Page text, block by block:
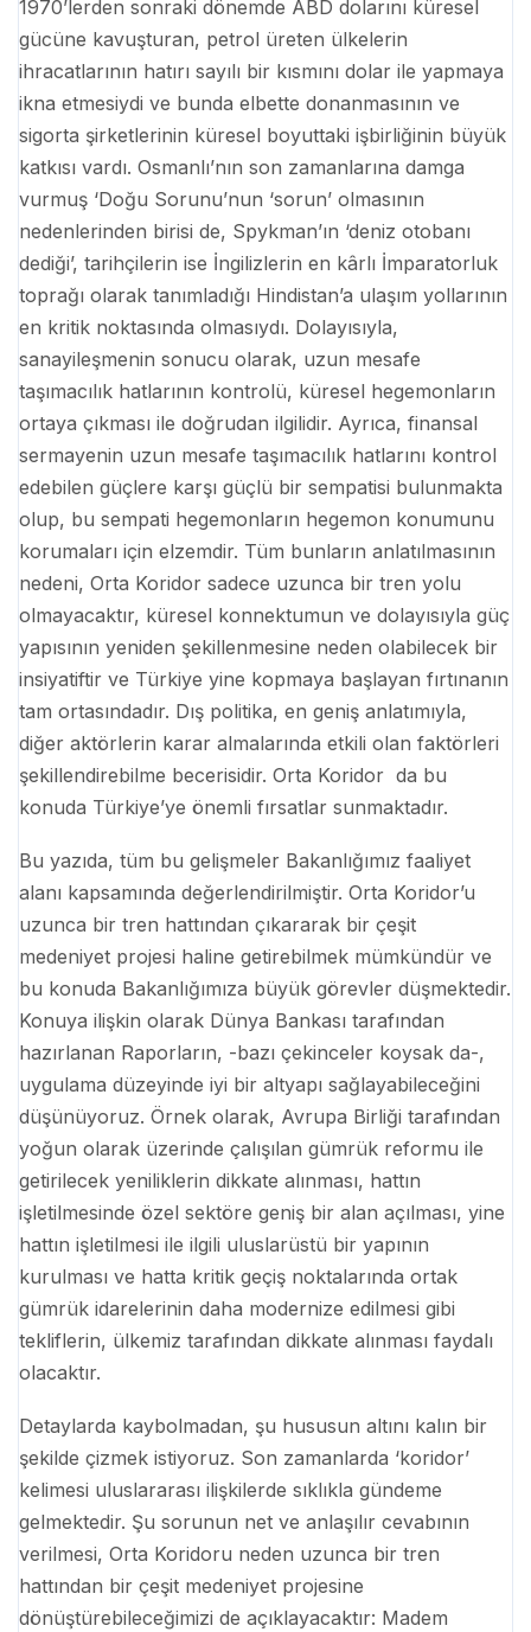
1970’lerden sonraki dönemde ABD dolarını küresel
gücüne kavuşturan, petrol üreten ülkelerin
ihracatlarının hatırı sayılı bir kısmını dolar ile yapmaya
ikna etmesiydi ve bunda elbette donanmasının ve
sigorta şirketlerinin küresel boyuttaki işbirliğinin büyük
katkısı vardı. Osmanlı’nın son zamanlarına damga
vurmuş ‘Doğu Sorunu’nun ‘sorun’ olmasının
nedenlerinden birisi de, Spykman’ın ‘deniz otobanı
dediği’, tarihçilerin ise İngilizlerin en kârlı İmparatorluk
toprağı olarak tanımladığı Hindistan’a ulaşım yollarının
en kritik noktasında olmasıydı. Dolayısıyla,
sanayileşmenin sonucu olarak, uzun mesafe
taşımacılık hatlarının kontrolü, küresel hegemonların
ortaya çıkması ile doğrudan ilgilidir. Ayrıca, finansal
sermayenin uzun mesafe taşımacılık hatlarını kontrol
edebilen güçlere karşı güçlü bir sempatisi bulunmakta
olup, bu sempati hegemonların hegemon konumunu
korumaları için elzemdir. Tüm bunların anlatılmasının
nedeni, Orta Koridor sadece uzunca bir tren yolu
olmayacaktır, küresel konnektumun ve dolayısıyla güç
yapısının yeniden şekillenmesine neden olabilecek bir
insiyatiftir ve Türkiye yine kopmaya başlayan fırtınanın
tam ortasındadır. Dış politika, en geniş anlatımıyla,
diğer aktörlerin karar almalarında etkili olan faktörleri
şekillendirebilme becerisidir. Orta Koridor da bu
konuda Türkiye’ye önemli fırsatlar sunmaktadır.
Bu yazıda, tüm bu gelişmeler Bakanlığımız faaliyet
alanı kapsamında değerlendirilmiştir. Orta Koridor’u
uzunca bir tren hattından çıkararak bir çeşit
medeniyet projesi haline getirebilmek mümkündür ve
bu konuda Bakanlığımıza büyük görevler düşmektedir.
Konuya ilişkin olarak Dünya Bankası tarafından
hazırlanan Raporların, -bazı çekinceler koysak da-,
uygulama düzeyinde iyi bir altyapı sağlayabileceğini
düşünüyoruz. Örnek olarak, Avrupa Birliği tarafından
yoğun olarak üzerinde çalışılan gümrük reformu ile
getirilecek yeniliklerin dikkate alınması, hattın
işletilmesinde özel sektöre geniş bir alan açılması, yine
hattın işletilmesi ile ilgili uluslarüstü bir yapının
kurulması ve hatta kritik geçiş noktalarında ortak
gümrük idarelerinin daha modernize edilmesi gibi
tekliflerin, ülkemiz tarafından dikkate alınması faydalı
olacaktır.
Detaylarda kaybolmadan, şu hususun altını kalın bir
şekilde çizmek istiyoruz. Son zamanlarda ‘koridor’
kelimesi uluslararası ilişkilerde sıklıkla gündeme
gelmektedir. Şu sorunun net ve anlaşılır cevabının
verilmesi, Orta Koridoru neden uzunca bir tren
hattından bir çeşit medeniyet projesine
dönüştürebileceğimizi de açıklayacaktır: Madem